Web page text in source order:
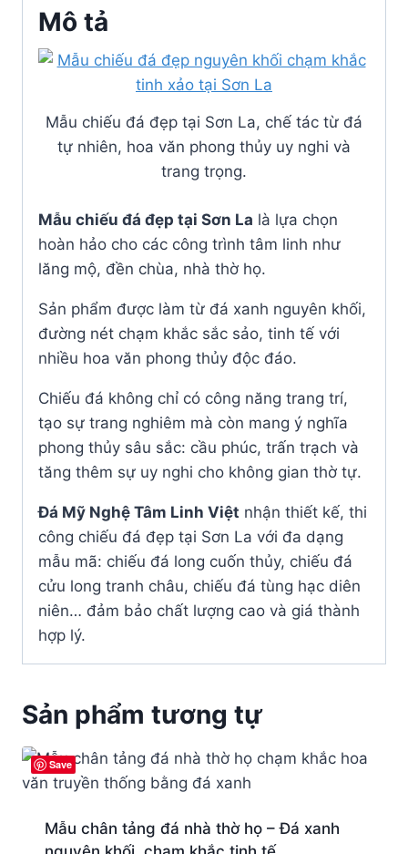
Mô tả
Mẫu chiếu đá đẹp tại Sơn La, chế tác từ đá
tự nhiên, hoa văn phong thủy uy nghi và
trang trọng.
Mẫu chiếu đá đẹp tại Sơn La là lựa chọn
hoàn hảo cho các công trình tâm linh như
lăng mộ, đền chùa, nhà thờ họ.
Sản phẩm được làm từ đá xanh nguyên khối,
đường nét chạm khắc sắc sảo, tinh tế với
nhiều hoa văn phong thủy độc đáo.
Chiếu đá không chỉ có công năng trang trí,
tạo sự trang nghiêm mà còn mang ý nghĩa
phong thủy sâu sắc: cầu phúc, trấn trạch và
tăng thêm sự uy nghi cho không gian thờ tự.
Đá Mỹ Nghệ Tâm Linh Việt nhận thiết kế, thi
công chiếu đá đẹp tại Sơn La với đa dạng
mẫu mã: chiếu đá long cuốn thủy, chiếu đá
cửu long tranh châu, chiếu đá tùng hạc diên
niên… đảm bảo chất lượng cao và giá thành
hợp lý.
Sản phẩm tương tự
Save
Mẫu chân tảng đá nhà thờ họ – Đá xanh